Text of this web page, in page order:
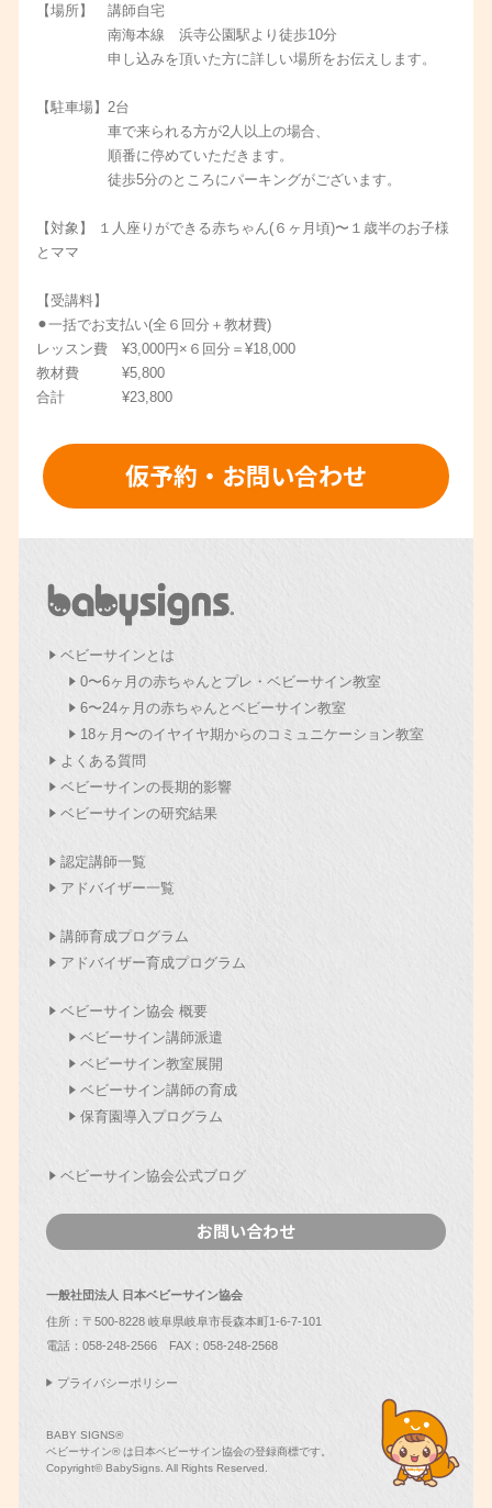
【場所】 講師自宅
南海本線 浜寺公園駅より徒歩10分
申し込みを頂いた方に詳しい場所をお伝えします。
【駐車場】2台
車で来られる方が2人以上の場合、
順番に停めていただきます。
徒歩5分のところにパーキングがございます。
【対象】 １人座りができる赤ちゃん(６ヶ月頃)〜１歳半のお子様
とママ
【受講料】
⚫︎一括でお支払い(全６回分＋教材費)
レッスン費 ¥3,000円×６回分＝¥18,000
教材費 ¥5,800
合計 ¥23,800
仮予約・お問い合わせ
ベビーサインとは
0〜6ヶ月の赤ちゃんとプレ・ベビーサイン教室
6〜24ヶ月の赤ちゃんとベビーサイン教室
18ヶ月〜のイヤイヤ期からのコミュニケーション教室
よくある質問
ベビーサインの長期的影響
ベビーサインの研究結果
認定講師一覧
アドバイザー一覧
講師育成プログラム
アドバイザー育成プログラム
ベビーサイン協会 概要
ベビーサイン講師派遣
ベビーサイン教室展開
ベビーサイン講師の育成
保育園導入プログラム
ベビーサイン協会公式ブログ
お問い合わせ
一般社団法人 日本ベビーサイン協会
住所：〒500-8228 岐阜県岐阜市長森本町1-6-7-101
電話： 058-248-2566 FAX：058-248-2568
プライバシーポリシー
BABY SIGNS®
ベビーサイン® は日本ベビーサイン協会の登録商標です。
Copyright© BabySigns. All Rights Reserved.